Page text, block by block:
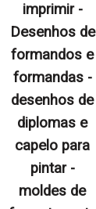
imprimir -
Desenhos de
formandos e
formandas -
desenhos de
diplomas e
capelo para
pintar -
moldes de